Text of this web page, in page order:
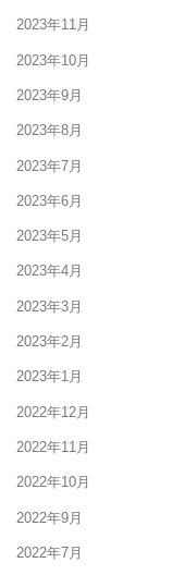
2023年11月
2023年10月
2023年9月
2023年8月
2023年7月
2023年6月
2023年5月
2023年4月
2023年3月
2023年2月
2023年1月
2022年12月
2022年11月
2022年10月
2022年9月
2022年7月